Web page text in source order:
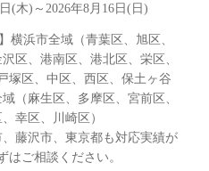
(木)～2026年8月16日(日)
横浜市全域（青葉区、旭区、
区、港南区、港北区、栄区、
塚区、中区、西区、保土ヶ谷
（麻生区、多摩区、宮前区、
幸区、川崎区）
藤沢市、東京都も対応実績が
はご相談ください。